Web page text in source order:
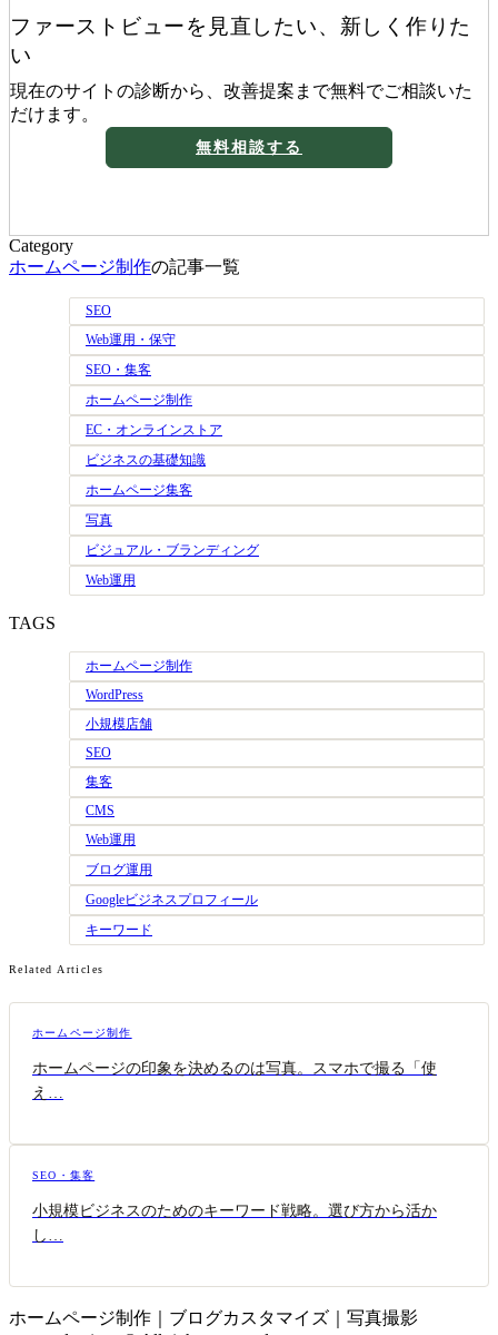
ファーストビューを見直したい、新しく作りた
い
現在のサイトの診断から、改善提案まで無料でご相談いた
だけます。
無料相談する
Category
ホームページ制作の記事一覧
SEO
Web運用・保守
SEO・集客
ホームページ制作
EC・オンラインストア
ビジネスの基礎知識
ホームページ集客
写真
ビジュアル・ブランディング
Web運用
TAGS
ホームページ制作
WordPress
小規模店舗
SEO
集客
CMS
Web運用
ブログ運用
Googleビジネスプロフィール
キーワード
Related Articles
ホームページ制作
ホームページの印象を決めるのは写真。スマホで撮る「使
え…
SEO・集客
小規模ビジネスのためのキーワード戦略。選び方から活か
し…
ホームページ制作｜ブログカスタマイズ｜写真撮影